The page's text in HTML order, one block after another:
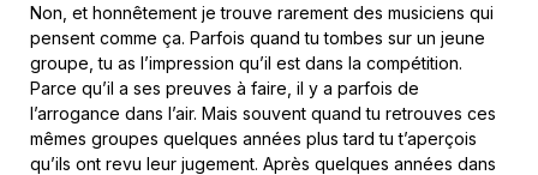
Non, et honnêtement je trouve rarement des musiciens qui
pensent comme ça. Parfois quand tu tombes sur un jeune
groupe, tu as l’impression qu’il est dans la compétition.
Parce qu’il a ses preuves à faire, il y a parfois de
l’arrogance dans l’air. Mais souvent quand tu retrouves ces
mêmes groupes quelques années plus tard tu t’aperçois
qu’ils ont revu leur jugement. Après quelques années dans